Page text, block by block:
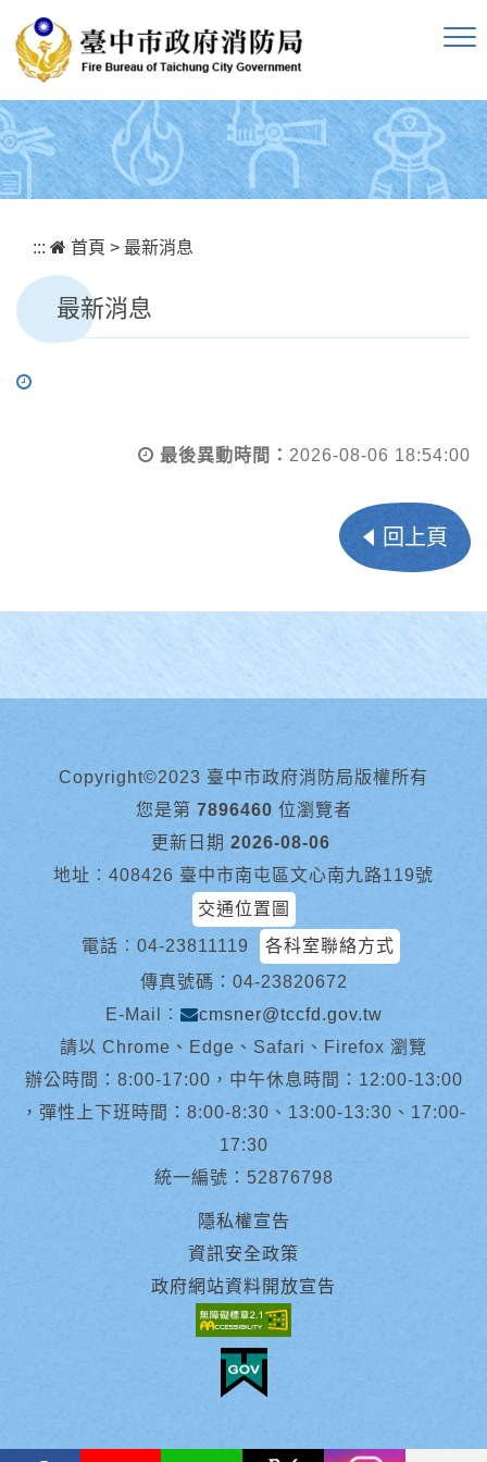
::: 首頁 > 最新消息
最新消息
最後異動時間： 2026-08-06 18:54:00
回上頁
Copyright©2023 臺中市政府消防局版權所有
您是第 7896460 位瀏覽者
更新日期 2026-08-06
地址︰408426 臺中市南屯區文心南九路119號
交通位置圖
電話︰ 04-23811119
各科室聯絡方式
傳真號碼：04-23820672
E-Mail︰
cmsner@tccfd.gov.tw
請以 Chrome、Edge、Safari、Firefox 瀏覽
辦公時間：8:00-17:00，中午休息時間：12:00-13:00
，彈性上下班時間：8:00-8:30、13:00-13:30、17:00-
17:30
統一編號：52876798
隱私權宣告
資訊安全政策
政府網站資料開放宣告